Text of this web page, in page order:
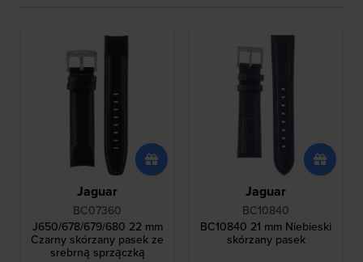
Jaguar
BC07360
J650/678/679/680 22 mm
Czarny skórzany pasek ze
srebrną sprzączką
Jaguar
BC10840
BC10840 21 mm Niebieski
skórzany pasek